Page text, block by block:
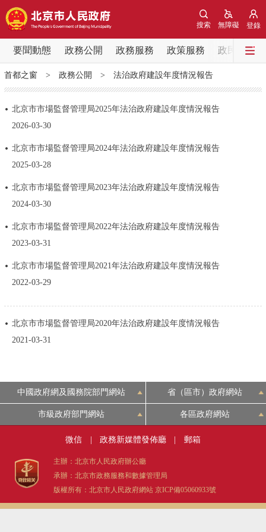
登錄
無障礙
搜索
要聞動態 政務公開 政務服務 政策服務 政民互動
要聞動態
黨中央精神 國務院資訊 中央部委動態
北京要聞 會議資訊 部門動態
各區熱點
市領導
政策兌現
決策公開
個人服務
仲介服務 陽光政務
12345網上接訴即辦 我要諮詢
參與調查 線上訪談 圖説互動
首都之窗> 政務公開 > 法治政府建設年度情況報告
北京市市場監督管理局2025年法治政府建設年度情況報告
2026-03-30
北京市市場監督管理局2024年法治政府建設年度情況報告
2025-03-28
北京市市場監督管理局2023年法治政府建設年度情況報告
2024-03-30
​北京市市場監督管理局2022年法治政府建設年度情況報告
2023-03-31
北京市市場監督管理局2021年法治政府建設年度情況報告
2022-03-29
北京市市場監督管理局2020年法治政府建設年度情況報告
2021-03-31
中國政府網及國務院部門網站 省（區市）政府網站
市級政府部門網站 各區政府網站
微信 政務新媒體發佈廳 郵箱
主辦：北京市人民政府辦公廳
承辦：北京市政務服務和數據管理局
版權所有：北京市人民政府網站 京ICP備05060933號